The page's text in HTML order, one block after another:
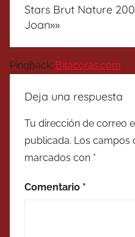
Stars Brut Nature
Joan»»
Pingback: Bitacoras.com
Deja una respuesta
Tu dirección de correo
publicada. Los campos
marcados con *
Comentario *